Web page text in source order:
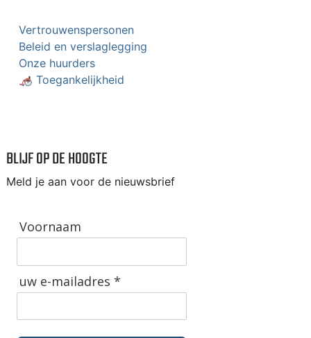
Vertrouwenspersonen
Beleid en verslaglegging
Onze huurders
🦽 Toegankelijkheid
BLIJF OP DE HOOGTE
Meld je aan voor de nieuwsbrief
Voornaam
uw e-mailadres *